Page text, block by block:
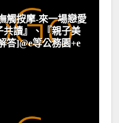
觸按摩-來一場戀愛
共讀』、『親子美
答]@e等公務園+e